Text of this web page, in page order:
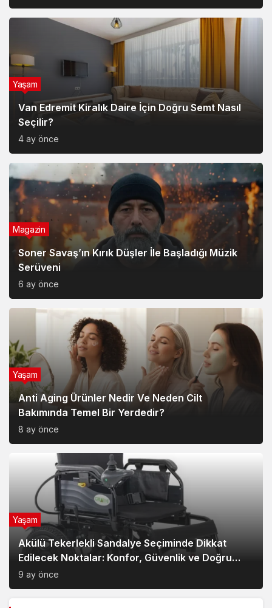
Van Edremit Kiralık Daire İçin Doğru Semt Nasıl
Seçilir?
4 ay önce
Yaşam
Soner Savaş’ın Kırık Düşler İle Başladığı Müzik
Serüveni
6 ay önce
Magazin
Anti Aging Ürünler Nedir Ve Neden Cilt
Bakımında Temel Bir Yerdedir?
8 ay önce
Yaşam
Akülü Tekerlekli Sandalye Seçiminde Dikkat
Edilecek Noktalar: Konfor, Güvenlik ve Doğru
Model Tercihi
9 ay önce
Yaşam